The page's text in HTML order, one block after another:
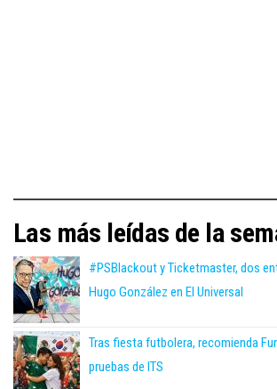
Las más leídas de la
#PSBlackout y Ticketmaster, dos
Hugo González en El Universal
Tras fiesta futbolera, recomienda
pruebas de ITS